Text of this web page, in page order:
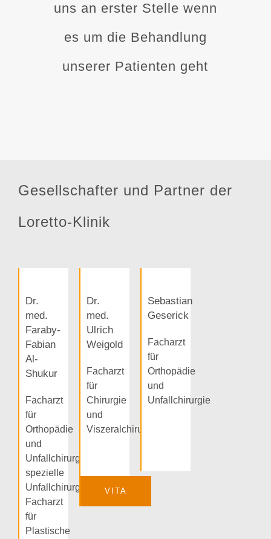
uns an erster Stelle wenn
es um die Behandlung
unserer Patienten geht
Gesellschafter und Partner der
Loretto-Klinik
Dr.
med.
Faraby-
Fabian
Al-
Shukur
Facharzt
für
Orthopädie
und
Unfallchirurgie,
spezielle
Unfallchirurgie,
Facharzt
für
Plastische
Dr.
med.
Ulrich
Weigold
Facharzt
für
Chirurgie
und
Viszeralchirurgie
VITA
Sebastian
Geserick
Facharzt
für
Orthopädie
und
Unfallchirurgie